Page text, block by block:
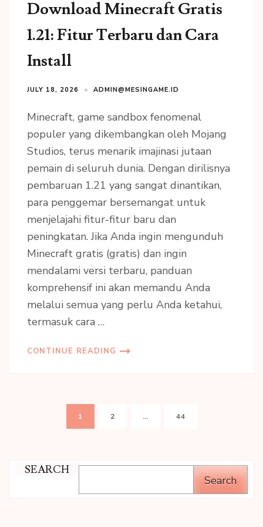
Download Minecraft Gratis
1.21: Fitur Terbaru dan Cara
Install
JULY 18, 2026 ADMIN@MESINGAME.ID
Minecraft, game sandbox fenomenal
populer yang dikembangkan oleh Mojang
Studios, terus menarik imajinasi jutaan
pemain di seluruh dunia. Dengan dirilisnya
pembaruan 1.21 yang sangat dinantikan,
para penggemar bersemangat untuk
menjelajahi fitur-fitur baru dan
peningkatan. Jika Anda ingin mengunduh
Minecraft gratis (gratis) dan ingin
mendalami versi terbaru, panduan
komprehensif ini akan memandu Anda
melalui semua yang perlu Anda ketahui,
termasuk cara …
CONTINUE READING
pagination
PAGE
1 PAGE
2 … PAGE
44
SEARCH
Search